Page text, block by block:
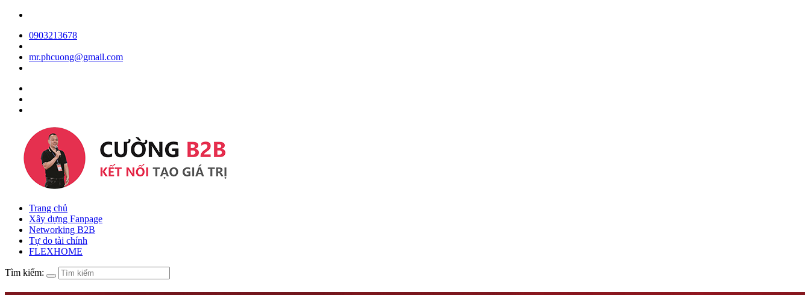
0903213678
mr.phcuong@gmail.com
Trang chủ
Xây dựng Fanpage
Networking B2B
Tự do tài chính
FLEXHOME
Tìm kiếm: